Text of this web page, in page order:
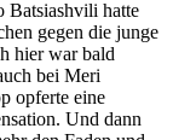
Batsiashvili hatte
gegen die junge
hier war bald
bei Meri
opferte eine
Und dann